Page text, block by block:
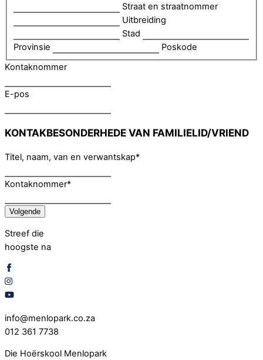
Straat en straatnommer
Uitbreiding
Stad
Provinsie
Poskode
Kontaknommer
E-pos
KONTAKBESONDERHEDE VAN FAMILIELID/VRIEND
Titel, naam, van en verwantskap*
Kontaknommer*
Volgende
Streef die
hoogste na
info@menlopark.co.za
012 361 7738
Die Hoërskool Menlopark